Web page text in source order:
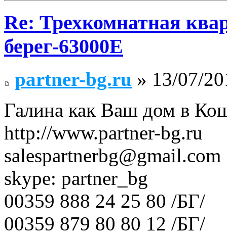
Re: Трехкомнатная
берег-63000E
partner-bg.ru » 13/07/
Галина как Ваш дом в
http://www.partner-bg.ru
salespartnerbg@gmail.com
skype: partner_bg
00359 888 24 25 80 /БГ/
00359 879 80 80 12 /БГ/